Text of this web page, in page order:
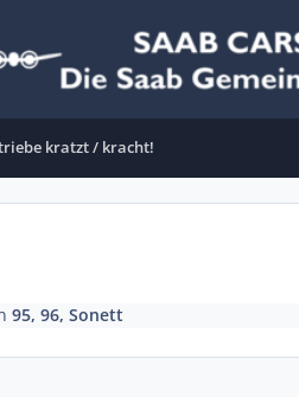
kratzt / kracht!
95, 96, Sonett